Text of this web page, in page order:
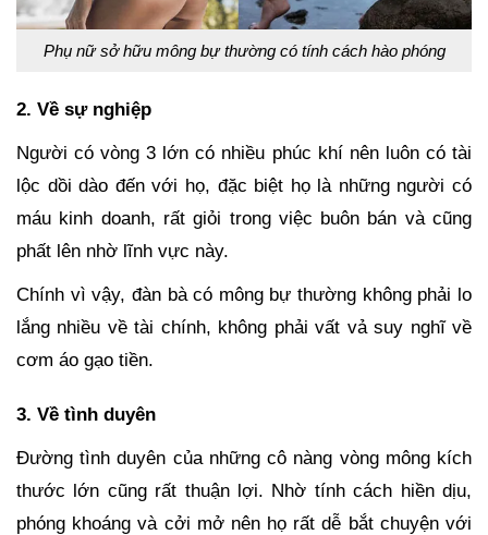
Phụ nữ sở hữu mông bự thường có tính cách hào phóng
2. Về sự nghiệp
Người có vòng 3 lớn có nhiều phúc khí nên luôn có tài
lộc dồi dào đến với họ, đặc biệt họ là những người có
máu kinh doanh, rất giỏi trong việc buôn bán và cũng
phất lên nhờ lĩnh vực này.
Chính vì vậy, đàn bà có mông bự thường không phải lo
lắng nhiều về tài chính, không phải vất vả suy nghĩ về
cơm áo gạo tiền.
3. Về tình duyên
Đường tình duyên của những cô nàng vòng mông kích
thước lớn cũng rất thuận lợi. Nhờ tính cách hiền dịu,
phóng khoáng và cởi mở nên họ rất dễ bắt chuyện với